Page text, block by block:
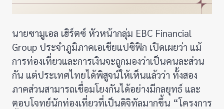
นายซามูเอล เฮิร์ตซ์ หัวหน้ากลุ่ม EBC Financial
Group ประจำภูมิภาคเอเชียแปซิฟิก เปิดเผยว่า แม้
การท่องเที่ยวและการเงินจะถูกมองว่าเป็นคนละส่วน
กัน แต่ประเทศไทยได้พิสูจน์ให้เห็นแล้วว่า ทั้งสอง
ภาคส่วนสามารถเชื่อมโยงกันได้อย่างมีกลยุทธ์ และ
ตอบโจทย์นักท่องเที่ยวที่เป็นดิจิทัลมากขึ้น “โครงการ